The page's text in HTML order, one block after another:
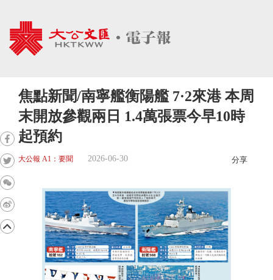
焦點新聞/南寧艦衡陽艦 7·2來港 本周
末開放參觀兩日 1.4萬張票今早10時
起預約
大公報 A1：要聞 2026-06-30 分享